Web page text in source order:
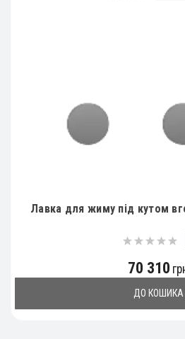
Лавка для жиму під кутом
70 310
ДО КОШИКА